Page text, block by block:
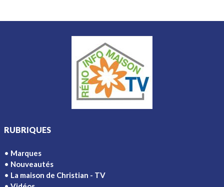
RUBRIQUES
Marques
Nouveautés
La maison de Christian - TV